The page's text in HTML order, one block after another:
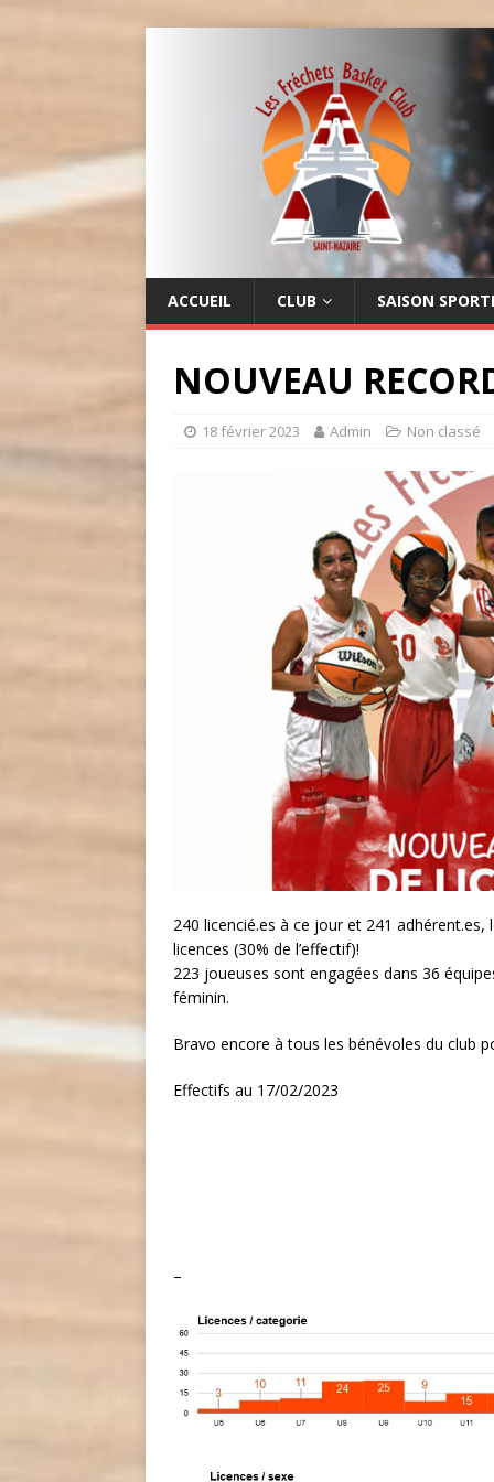
LES FRÉCHETS
BASKET CLUB
ACCUEIL CLUB SAISON
NOUVEAU
18 février 2023 Admin Non classé
240 licencié.es à ce jour et 241
licences (30% de l’effectif)!
223 joueuses sont engagées dans 36
féminin.
Bravo encore à tous les bénévoles du club
Effectifs au 17/02/2023
–